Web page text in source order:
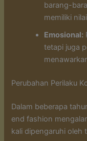
barang-
memiliki
Emosional:
tetapi juga
Perubahan Perilaku
Dalam beberapa
end fashion
kali dipengaruhi oleh